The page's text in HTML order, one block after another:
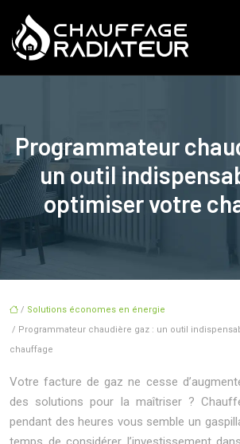
Programmateur
un outil
optimiser votre
/ Solutions économes en énergie
/ Programmateur chaudière gaz : un outil
chauffage
Votre facture de gaz ne cesse
des solutions pour la maîtriser ?
pendant des heures vous semble un